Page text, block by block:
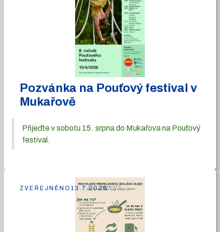
Pozvánka na Pouťový festival v
Mukařově
Přijeďte v sobotu 15. srpna do Mukařova na Pouťový
festival.
ZVEŘEJNĚNO 13.7.2026